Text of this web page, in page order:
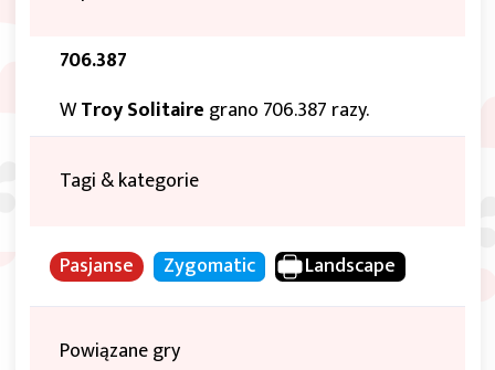
706.387
WTroy Solitaire grano 706.387 razy.
Tagi & kategorie
Pasjanse Zygomatic Landscape
Powiązane gry